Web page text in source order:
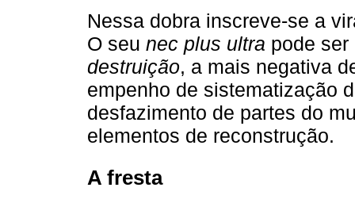
Nessa dobra inscreve-se a
O seu nec plus ultra pode
destruição, a mais negativa
empenho de sistematização
desfazimento de partes do
elementos de reconstrução.
A fresta